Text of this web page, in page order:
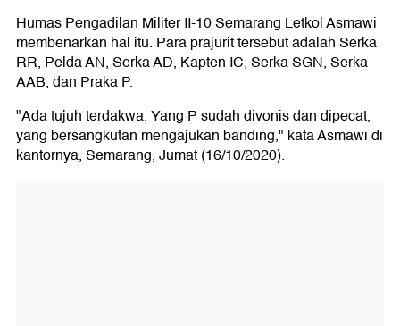
Humas Pengadilan Militer II-10 Semarang Letkol Asmawi
membenarkan hal itu. Para prajurit tersebut adalah Serka
RR, Pelda AN, Serka AD, Kapten IC, Serka SGN, Serka
AAB, dan Praka P.
"Ada tujuh terdakwa. Yang P sudah divonis dan dipecat,
yang bersangkutan mengajukan banding," kata Asmawi di
kantornya, Semarang, Jumat (16/10/2020).